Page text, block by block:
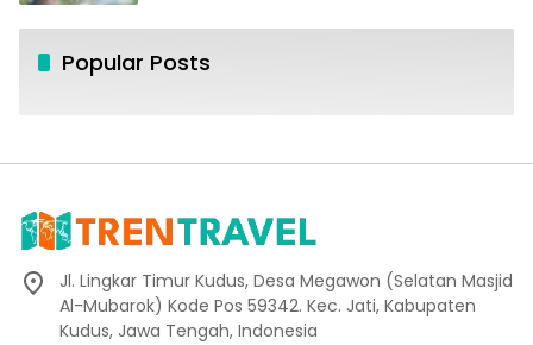
Popular Posts
Jl. Lingkar Timur Kudus, Desa Megawon (Selatan Masjid
Al-Mubarok) Kode Pos 59342. Kec. Jati, Kabupaten
Kudus, Jawa Tengah, Indonesia